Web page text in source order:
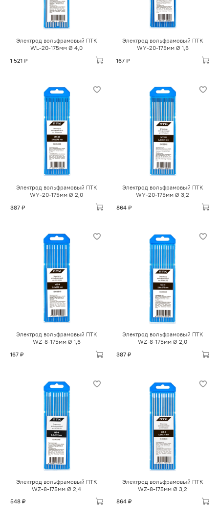
Электрод вольфрамовый ПТК
WL-20-175мм Ø 4,0
1 521 ₽
Электрод вольфрамовый ПТК
WY-20-175мм Ø 1,6
167 ₽
Электрод вольфрамовый ПТК
WY-20-175мм Ø 2,0
387 ₽
Электрод вольфрамовый ПТК
WY-20-175мм Ø 3,2
864 ₽
Электрод вольфрамовый ПТК
WZ-8-175мм Ø 1,6
167 ₽
Электрод вольфрамовый ПТК
WZ-8-175мм Ø 2,0
387 ₽
Электрод вольфрамовый ПТК
WZ-8-175мм Ø 2,4
548 ₽
Электрод вольфрамовый ПТК
WZ-8-175мм Ø 3,2
864 ₽